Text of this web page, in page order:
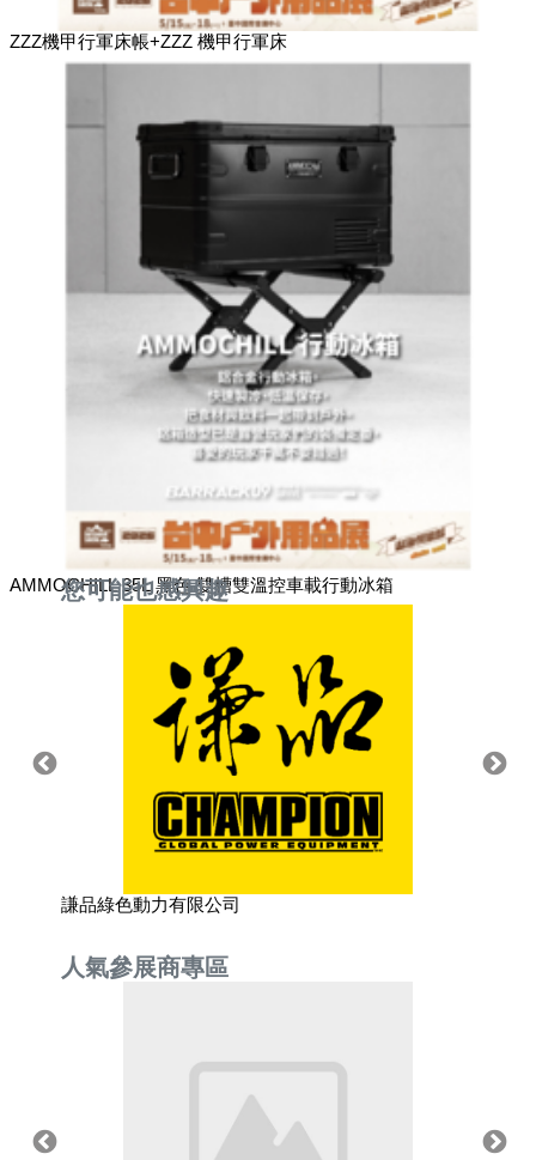
ZZZ機甲行軍床帳+ZZZ 機甲行軍床
AMMOCHILL 35L 黑色 雙槽雙溫控車載行動冰箱
您可能也感興趣
謙品綠色動力有限公司
人氣參展商專區